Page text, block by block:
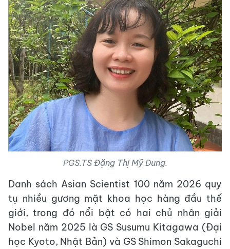
PGS.TS Đặng Thị Mỹ Dung.
Danh sách Asian Scientist 100 năm 2026 quy
tụ nhiều gương mặt khoa học hàng đầu thế
giới, trong đó nổi bật có hai chủ nhân giải
Nobel năm 2025 là GS Susumu Kitagawa (Đại
học Kyoto, Nhật Bản) và GS Shimon Sakaguchi